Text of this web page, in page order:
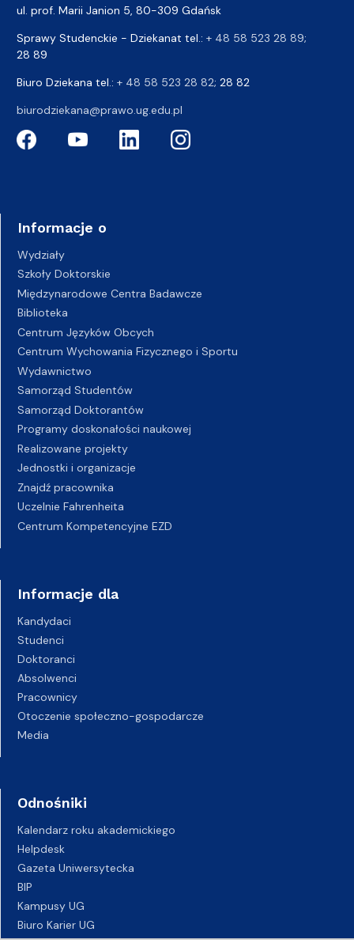
ul. prof. Marii Janion 5, 80-309 Gdańsk
Sprawy Studenckie - Dziekanat tel.: + 48 58 523 28 89;
28 89
Biuro Dziekana tel.: + 48 58 523 28 82; 28 82
biurodziekana@prawo.ug.edu.pl
Informacje o
Wydziały
Szkoły Doktorskie
Międzynarodowe Centra Badawcze
Biblioteka
Centrum Języków Obcych
Centrum Wychowania Fizycznego i Sportu
Wydawnictwo
Samorząd Studentów
Samorząd Doktorantów
Programy doskonałości naukowej
Realizowane projekty
Jednostki i organizacje
Znajdź pracownika
Uczelnie Fahrenheita
Centrum Kompetencyjne EZD
Informacje dla
Kandydaci
Studenci
Doktoranci
Absolwenci
Pracownicy
Otoczenie społeczno-gospodarcze
Media
Odnośniki
Kalendarz roku akademickiego
Helpdesk
Gazeta Uniwersytecka
BIP
Kampusy UG
Biuro Karier UG
Oferty pracy